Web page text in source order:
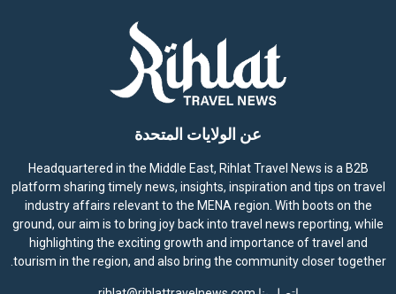
عن الولايات المتحدة
Headquartered in the Middle East, Rihlat Travel News is a B2B
platform sharing timely news, insights, inspiration and tips on travel
industry affairs relevant to the MENA region. With boots on the
ground, our aim is to bring joy back into travel news reporting, while
highlighting the exciting growth and importance of travel and
tourism in the region, and also bring the community closer together.